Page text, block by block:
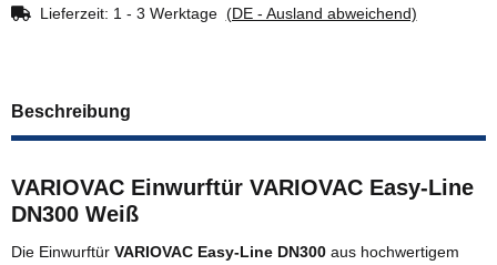
Lieferzeit: 1 - 3 Werktage (DE - Ausland abweichend)
Beschreibung
VARIOVAC Einwurftür VARIOVAC Easy-Line
DN300 Weiß
Die Einwurftür VARIOVAC Easy-Line DN300 aus hochwertigem